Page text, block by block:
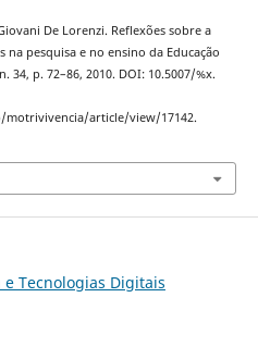
De Lorenzi. Reflexões sobre a
pesquisa e no ensino da Educação
34, p. 72–86, 2010. DOI: 10.5007/%x.
article/view/17142.
e Tecnologias Digitais